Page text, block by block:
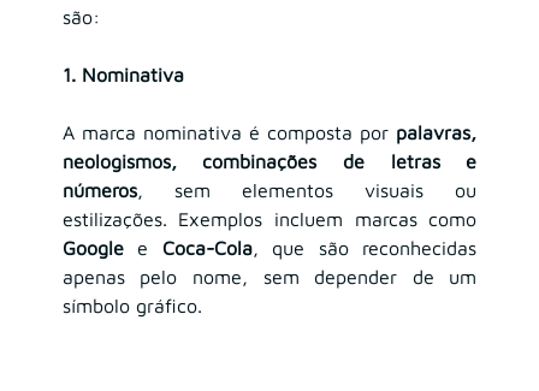
são:
1. Nominativa
A marca nominativa é composta por palavras,
neologismos, combinações de letras e
números, sem elementos visuais ou
Google e Coca-Cola, que são reconhecidas
apenas pelo nome, sem depender de um
símbolo gráfico.